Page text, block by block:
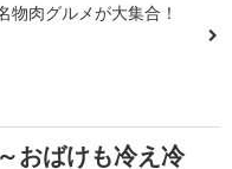
物肉グルメが大集合！
おばけも冷え冷